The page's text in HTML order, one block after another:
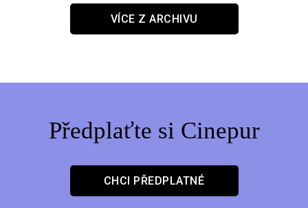
VÍCE Z ARCHIVU
Předplaťte si Cinepur
CHCI PŘEDPLATNÉ